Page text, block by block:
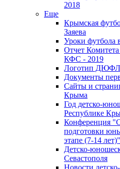
2018
Еще
Крымская
Заяева
Уроки футбола
Отчет
КФС - 2019
Логотип
Документы
Сайты и
Крыма
Год детско-
Республике
Конференция
подготовки
этапе (7-14 лет)"
Детско-
Севастополя
Новости